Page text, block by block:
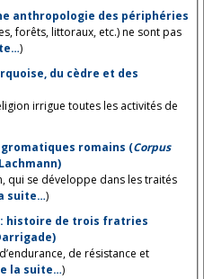
anthropologie des périphéries
forêts, littoraux, etc.) ne sont pas
)
du cèdre et des
irrigue toutes les activités de
gromatiques romains (Corpus
qui se développe dans les traités
suite…)
: histoire de trois fratries
de résistance et
la suite…)